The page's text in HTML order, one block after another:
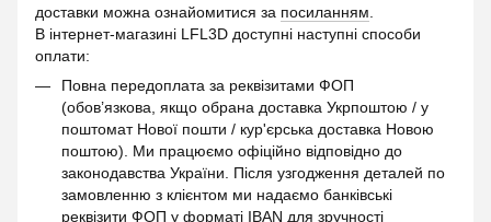
доставки можна ознайомитися за посиланням
В інтернет-магазині LFL3D доступні наступні способи
оплати:
Повна передоплата за реквізитами ФОП
(обов’язкова, якщо обрана доставка Укрпоштою / у
поштомат Нової пошти / кур'єрська доставка Новою
поштою). Ми працюємо офіційно відповідно до
законодавства України. Після узгодження деталей по
замовленню з клієнтом ми надаємо банківські
реквізити ФОП у форматі IBAN для зручності